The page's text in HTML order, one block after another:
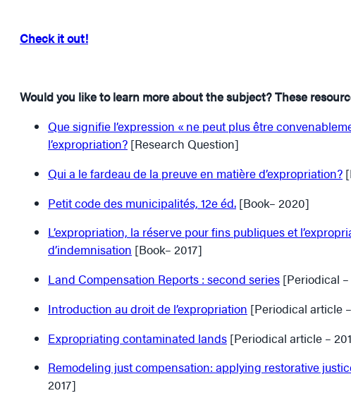
Check it out!
Would you like to learn more about the subject? These
Que signifie l’expression « ne peut plus être
l’expropriation? [Research Question]
Qui a le fardeau de la preuve en matière d’expropriation?
Petit code des municipalités, 12e éd. [Book– 2020]
L’expropriation, la réserve pour fins publiques et
d’indemnisation [Book– 2017]
Land Compensation Reports : second series [Periodical
Introduction au droit de l’expropriation [Periodical article
Expropriating contaminated lands [Periodical article –
Remodeling just compensation: applying restorative
2017]